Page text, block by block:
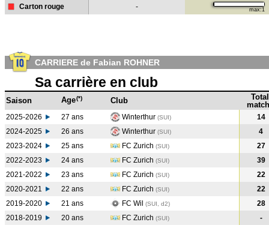
Carton rouge - max:1
CARRIERE de Fabian ROHNER
Sa carrière en club
Saison Age(*) Club
Total
2025-2026 27 ans Winterthur (SUI)
14
2024-2025
26 ans Winterthur (SUI)
4
2023-2024
25 ans FC Zurich (SUI)
27
2022-2023
24 ans FC Zurich (SUI)
39
2021-2022
23 ans FC Zurich (SUI)
22
2020-2021
22 ans FC Zurich (SUI)
22
2019-2020
21 ans FC Wil (SUI, d2)
28
2018-2019
20 ans FC Zurich (SUI)
-